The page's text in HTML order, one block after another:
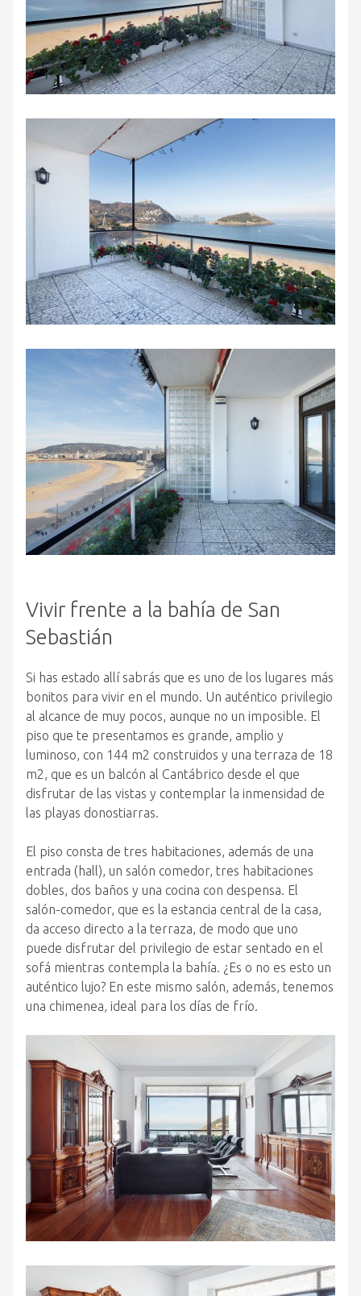
Vivir frente a la bahía de San
Sebastián
Si has estado allí sabrás que es uno de los lugares más
bonitos para vivir en el mundo. Un auténtico privilegio
al alcance de muy pocos, aunque no un imposible. El
piso que te presentamos es grande, amplio y
luminoso, con 144 m2 construidos y una terraza de 18
m2, que es un balcón al Cantábrico desde el que
disfrutar de las vistas y contemplar la inmensidad de
las playas donostiarras.
El piso consta de tres habitaciones, además de una
entrada (hall), un salón comedor, tres habitaciones
dobles, dos baños y una cocina con despensa. El
salón-comedor, que es la estancia central de la casa,
da acceso directo a la terraza, de modo que uno
puede disfrutar del privilegio de estar sentado en el
sofá mientras contempla la bahía. ¿Es o no es esto un
auténtico lujo? En este mismo salón, además, tenemos
una chimenea, ideal para los días de frío.